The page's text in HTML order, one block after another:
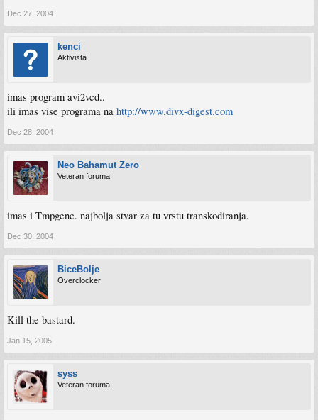
Dec 27, 2004
kenci
Aktivista
imas program avi2vcd..
ili imas vise programa na http://www.divx-digest.com
Dec 28, 2004
Neo Bahamut Zero
Veteran foruma
imas i Tmpgenc. najbolja stvar za tu vrstu transkodiranja.
Dec 30, 2004
BiceBolje
Overclocker
Kill the bastard.
Jan 15, 2005
syss
Veteran foruma